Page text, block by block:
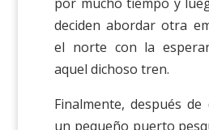
deciden abordar otra
el norte con la
aquel dichoso tren.
Finalmente, después de
un pequeño puerto